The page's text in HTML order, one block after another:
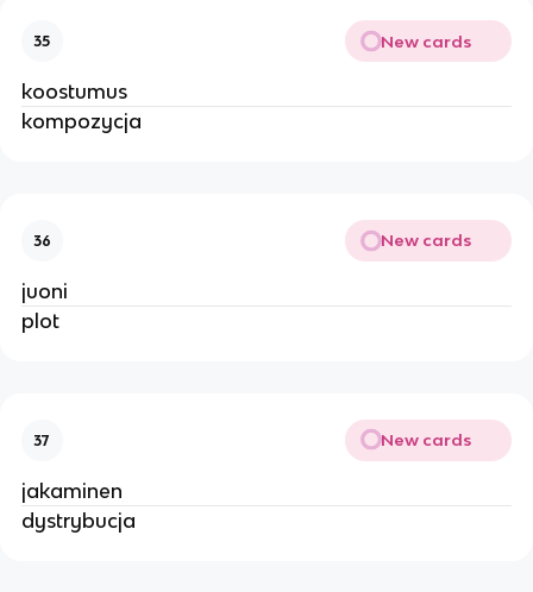
35 New cards
koostumus
kompozycja
36 New cards
juoni
plot
37 New cards
jakaminen
dystrybucja